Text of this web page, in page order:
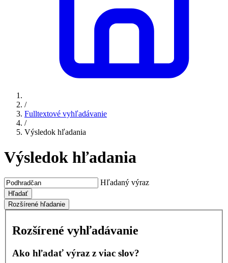
/
Fulltextové vyhľadávanie
/
Výsledok hľadania
Výsledok hľadania
Hľadaný výraz
Hľadať
Rozšírené hľadanie
Rozšírené vyhľadávanie
Ako hľadať výraz z viac slov?